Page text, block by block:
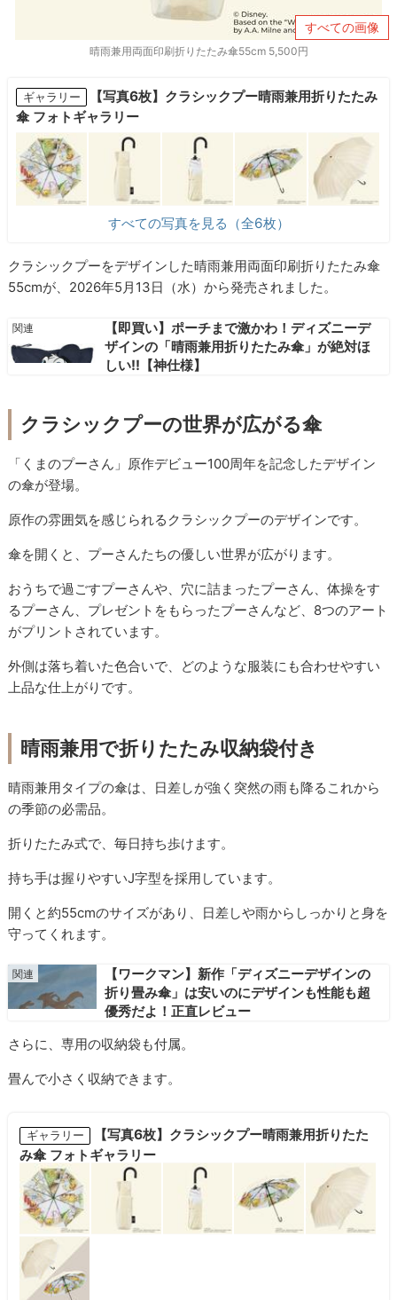
すべての画像
晴雨兼用両面印刷折りたたみ傘55cm 5,500円
ギャラリー
【写真6枚】クラシックプー晴雨兼用折りたたみ
傘 フォトギャラリー
すべての写真を見る（全6枚）
クラシックプーをデザインした晴雨兼用両面印刷折りたたみ傘
55cmが、2026年5月13日（水）から発売されました。
【即買い】ポーチまで激かわ！ディズニーデ
ザインの「晴雨兼用折りたたみ傘」が絶対ほ
しい!!【神仕様】
クラシックプーの世界が広がる傘
「くまのプーさん」原作デビュー100周年を記念したデザイン
の傘が登場。
原作の雰囲気を感じられるクラシックプーのデザインです。
傘を開くと、プーさんたちの優しい世界が広がります。
おうちで過ごすプーさんや、穴に詰まったプーさん、体操をす
るプーさん、プレゼントをもらったプーさんなど、8つのアート
がプリントされています。
外側は落ち着いた色合いで、どのような服装にも合わせやすい
上品な仕上がりです。
晴雨兼用で折りたたみ収納袋付き
晴雨兼用タイプの傘は、日差しが強く突然の雨も降るこれから
の季節の必需品。
折りたたみ式で、毎日持ち歩けます。
持ち手は握りやすいJ字型を採用しています。
開くと約55cmのサイズがあり、日差しや雨からしっかりと身を
守ってくれます。
【ワークマン】新作「ディズニーデザインの
折り畳み傘」は安いのにデザインも性能も超
優秀だよ！正直レビュー
さらに、専用の収納袋も付属。
畳んで小さく収納できます。
ギャラリー
【写真6枚】クラシックプー晴雨兼用折りたた
み傘 フォトギャラリー